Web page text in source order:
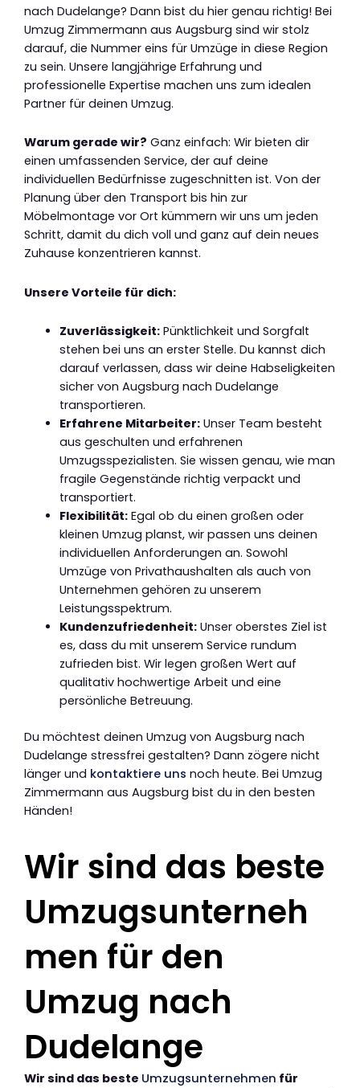
nach Dudelange? Dann bist du hier genau richtig! Bei
Umzug Zimmermann aus Augsburg sind wir stolz
darauf, die Nummer eins für Umzüge in diese Region
zu sein. Unsere langjährige Erfahrung und
professionelle Expertise machen uns zum idealen
Partner für deinen Umzug.
Warum gerade wir? Ganz einfach: Wir bieten dir
einen umfassenden Service, der auf deine
individuellen Bedürfnisse zugeschnitten ist. Von der
Planung über den Transport bis hin zur
Möbelmontage vor Ort kümmern wir uns um jeden
Schritt, damit du dich voll und ganz auf dein neues
Zuhause konzentrieren kannst.
Unsere Vorteile für dich:
Zuverlässigkeit:Pünktlichkeit und Sorgfalt
stehen bei uns an erster Stelle. Du kannst dich
darauf verlassen, dass wir deine Habseligkeiten
sicher von Augsburg nach Dudelange
transportieren.
Erfahrene Mitarbeiter:Unser Team besteht
aus geschulten und erfahrenen
Umzugsspezialisten. Sie wissen genau, wie man
fragile Gegenstände richtig verpackt und
transportiert.
Flexibilität:Egal ob du einen großen oder
kleinen Umzug planst, wir passen uns deinen
individuellen Anforderungen an. Sowohl
Umzüge von Privathaushalten als auch von
Unternehmen gehören zu unserem
Leistungsspektrum.
Kundenzufriedenheit:Unser oberstes Ziel ist
es, dass du mit unserem Service rundum
zufrieden bist. Wir legen großen Wert auf
qualitativ hochwertige Arbeit und eine
persönliche Betreuung.
Du möchtest deinen Umzug von Augsburg nach
Dudelange stressfrei gestalten? Dann zögere nicht
länger und kontaktiere uns noch heute. Bei Umzug
Zimmermann aus Augsburg bist du in den besten
Händen!
Wir sind das beste
Umzugsunterneh
men für den
Umzug nach
Dudelange
Wir sind das beste Umzugsunternehmen für